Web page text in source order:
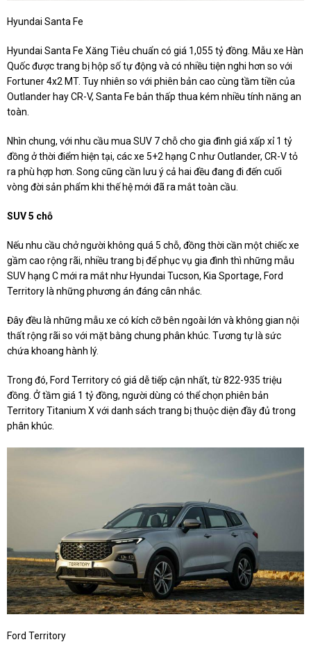
Hyundai Santa Fe
Hyundai Santa Fe Xăng Tiêu chuẩn có giá 1,055 tỷ đồng. Mẫu xe Hàn
Quốc được trang bị hộp số tự động và có nhiều tiện nghi hơn so với
Fortuner 4x2 MT. Tuy nhiên so với phiên bản cao cùng tầm tiền của
Outlander hay CR-V, Santa Fe bản thấp thua kém nhiều tính năng an
toàn.
Nhìn chung, với nhu cầu mua SUV 7 chỗ cho gia đình giá xấp xỉ 1 tỷ
đồng ở thời điểm hiện tại, các xe 5+2 hạng C như Outlander, CR-V tỏ
ra phù hợp hơn. Song cũng cần lưu ý cả hai đều đang đi đến cuối
vòng đời sản phẩm khi thế hệ mới đã ra mắt toàn cầu.
SUV 5 chỗ
Nếu nhu cầu chở người không quá 5 chỗ, đồng thời cần một chiếc xe
gầm cao rộng rãi, nhiều trang bị để phục vụ gia đình thì những mẫu
SUV hạng C mới ra mắt như Hyundai Tucson, Kia Sportage, Ford
Territory là những phương án đáng cân nhắc.
Đây đều là những mẫu xe có kích cỡ bên ngoài lớn và không gian nội
thất rộng rãi so với mặt bằng chung phân khúc. Tương tự là sức
chứa khoang hành lý.
Trong đó, Ford Territory có giá dễ tiếp cận nhất, từ 822-935 triệu
đồng. Ở tầm giá 1 tỷ đồng, người dùng có thể chọn phiên bản
Territory Titanium X với danh sách trang bị thuộc diện đầy đủ trong
phân khúc.
Ford Territory